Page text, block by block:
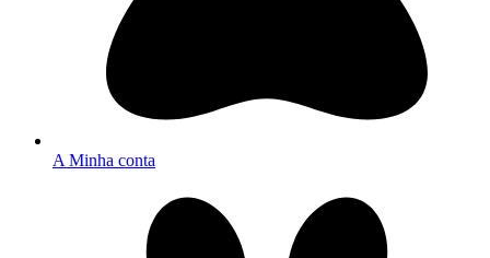
A Minha conta